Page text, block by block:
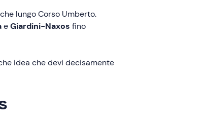
lungo Corso Umberto.
eGiardini-Naxos fino
idea che devi decisamente